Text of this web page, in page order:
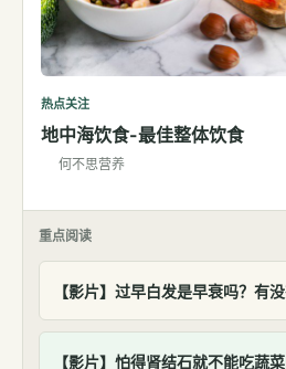
热点关注
地中海饮食-最佳整体饮食
何不思营养
重点阅读
【影片】过早白发是早衰吗？有
【影片】怕得肾结石就不能吃蔬菜